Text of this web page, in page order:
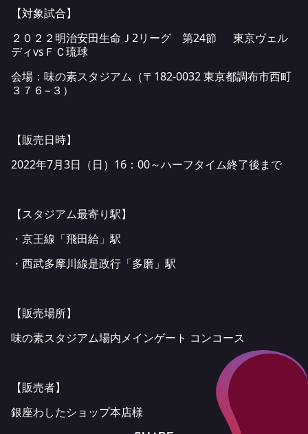
【対象試合】
２０２２明治安田生命Ｊ2リーグ 第24節 東京ヴェル
ディvsＦＣ琉球
会場：味の素スタジアム（〒182-0032 東京都調布市西町
３７６−３）
【販売日時】
2022年7月3日（日）16：00～ハーフタイム終了後まで
【スタジアム最寄り駅】
・京王線「飛田給」駅
・西武多摩川線是政行「多磨」駅
【販売場所】
味の素スタジアム場内メインゲート コンコース
【販売者】
銀座わしたショップ本店様